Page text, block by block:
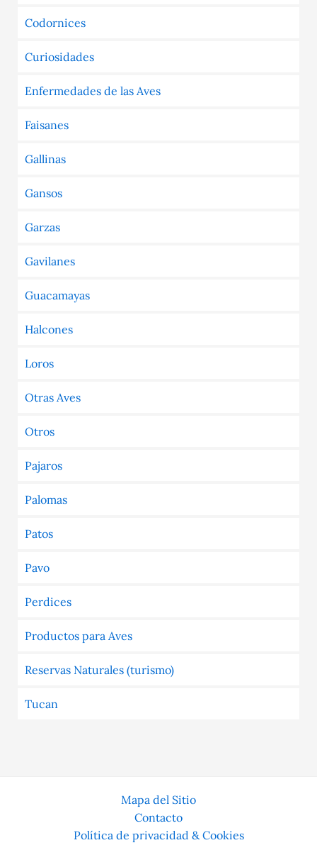
Codornices
Curiosidades
Enfermedades de las Aves
Faisanes
Gallinas
Gansos
Garzas
Gavilanes
Guacamayas
Halcones
Loros
Otras Aves
Otros
Pajaros
Palomas
Patos
Pavo
Perdices
Productos para Aves
Reservas Naturales (turismo)
Tucan
Mapa del Sitio
Contacto
Política de privacidad & Cookies